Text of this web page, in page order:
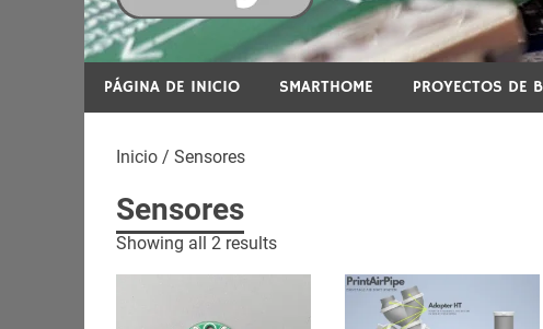
En nerdiy.de, todo gira en torno a la electrónica, el
PÁGINA DE INICIO SMARTHOME PROYECTOS DE
Inicio/ Sensores
Sensores
Showing all 2 results